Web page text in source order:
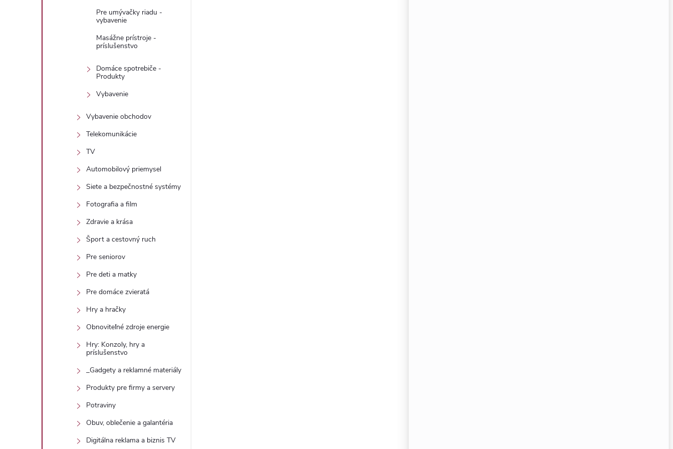
Pre umývačky riadu -
vybavenie
Masážne prístroje -
príslušenstvo
Domáce spotrebiče -
Produkty
Vybavenie
Vybavenie obchodov
Telekomunikácie
TV
Automobilový priemysel
Siete a bezpečnostné systémy
Fotografia a film
Zdravie a krása
Šport a cestovný ruch
Pre seniorov
Pre deti a matky
Pre domáce zvieratá
Hry a hračky
Obnoviteľné zdroje energie
Hry: Konzoly, hry a
príslušenstvo
_Gadgety a reklamné materiály
Produkty pre firmy a servery
Potraviny
Obuv, oblečenie a galantéria
Digitálna reklama a biznis TV